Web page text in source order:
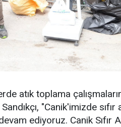
atık toplama
"Canik'imizde sıfır
ediyoruz. Canik Sıfır